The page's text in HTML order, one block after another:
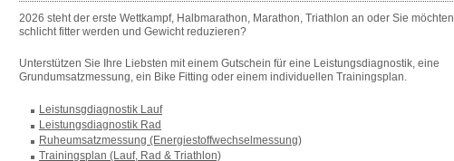
2026 steht der erste Wettkampf, Halbmarathon, Marathon, Triathlon an oder Sie möchten
schlicht fitter werden und Gewicht reduzieren?
Unterstützen Sie Ihre Liebsten mit einem Gutschein für eine Leistungsdiagnostik, eine
Grundumsatzmessung, ein Bike Fitting oder einem individuellen Trainingsplan.
Leistunsgdiagnostik Lauf
Leistungsdiagnostik Rad
Ruheumsatzmessung (Energiestoffwechselmessung)
Trainingsplan (Lauf, Rad & Triathlon)